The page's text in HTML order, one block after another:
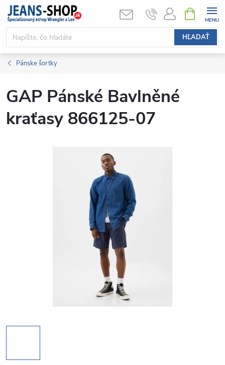
Prejsť
obsah
HĽADAŤ
KOŠÍK
Pánske šortky
GAP Pánské Bavlněné
kraťasy 866125-07